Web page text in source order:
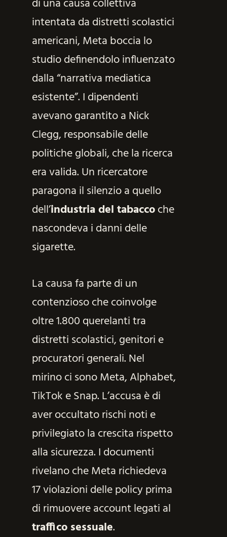
di una causa collettiva
intentata da distretti scolastici
americani, Meta boccia lo
studio definendolo influenzato
dalla “narrativa mediatica
esistente”. I dipendenti
avevano garantito a Nick
Clegg, responsabile delle
politiche globali, che la ricerca
era valida. Un ricercatore
paragona il silenzio a quello
dell’industria del tabaccoche
nascondeva i danni delle
sigarette.
La causa fa parte di un
contenzioso che coinvolge
oltre 1.800 querelanti tra
distretti scolastici, genitori e
procuratori generali. Nel
mirino ci sono Meta, Alphabet,
TikTok e Snap. L’accusa è di
aver occultato rischi noti e
privilegiato la crescita rispetto
alla sicurezza. I documenti
rivelano che Meta richiedeva
17 violazioni delle policy prima
di rimuovere account legati al
traffico sessuale.